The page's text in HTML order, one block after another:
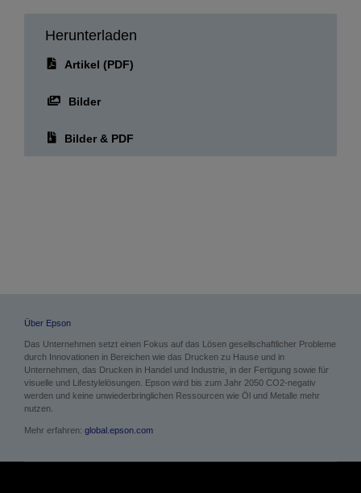
Herunterladen
Artikel (PDF)
Bilder
Bilder & PDF
Über Epson
Das Unternehmen setzt einen Fokus auf das Lösen gesellschaftlicher Probleme
durch Innovationen in Bereichen wie das Drucken zu Hause und in
Unternehmen, das Drucken in Handel und Industrie, in der Fertigung sowie für
visuelle und Lifestylelösungen. Epson wird bis zum Jahr 2050 CO2-negativ
werden und keine unwiederbringlichen Ressourcen wie Öl und Metalle mehr
nutzen.
Mehr erfahren: global.epson.com